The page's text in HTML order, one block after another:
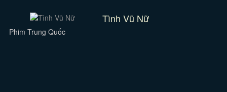
Tình Vũ Nữ
Phim Trung Quốc